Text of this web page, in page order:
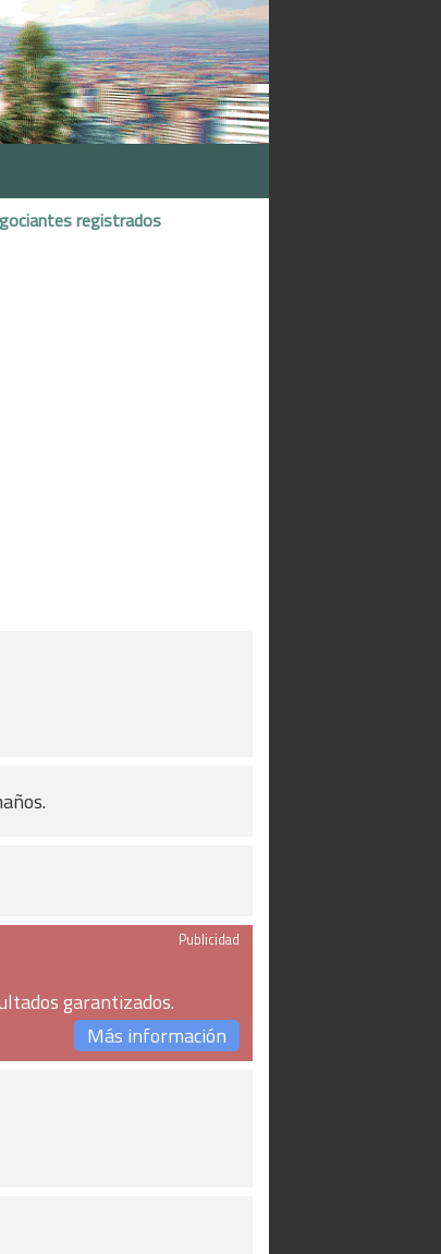
registrados
Publicidad
garantizados.
Más información